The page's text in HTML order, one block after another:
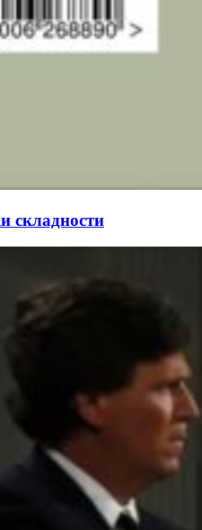
складности